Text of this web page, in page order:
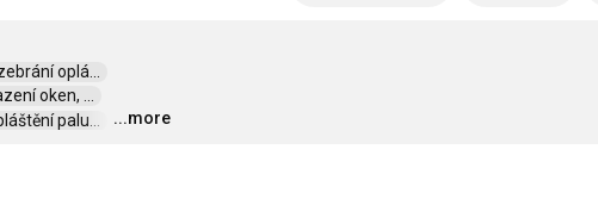
oplá...
oken, ...
palu... …
...more